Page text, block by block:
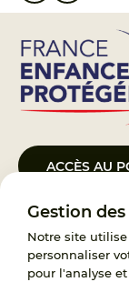
Gestion
Notre site
personnaliser
pour l'analyse
ACCÈS AU
Le Groupement
janvier 2023, a
119,
demandes